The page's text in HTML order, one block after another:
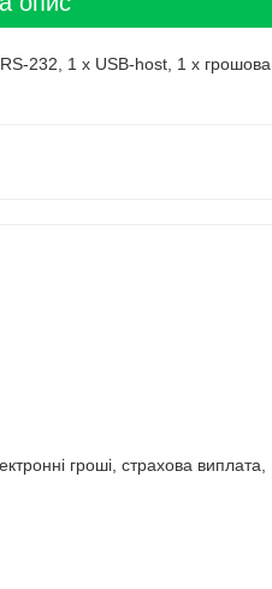
232, 1 x USB-host, 1 x грошова
гроші, страхова виплата,